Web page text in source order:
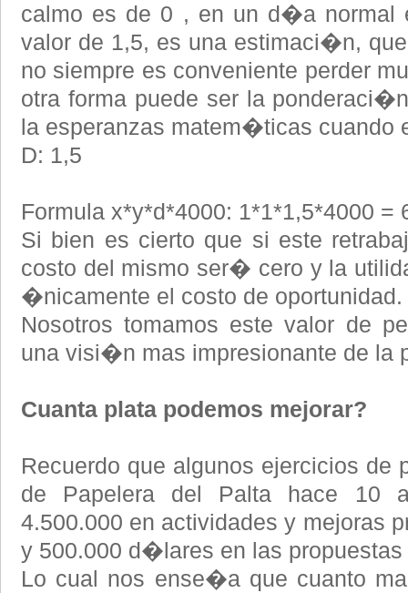
calmo es de 0 , en un d�a normal
valor de 1,5, es una estimaci�n,
no siempre es conveniente perder
otra forma puede ser la
la esperanzas matem�ticas cuando
D: 1,5
Formula x*y*d*4000: 1*1*1,5*4000 =
Si bien es cierto que si este
costo del mismo ser� cero y la
�nicamente el costo de oportunidad.
Nosotros tomamos este valor de
una visi�n mas impresionante de la
Cuanta plata podemos mejorar?
Recuerdo que algunos ejercicios de
de Papelera del Palta hace 10
4.500.000 en actividades y mejoras
y 500.000 d�lares en las
Lo cual nos ense�a que cuanto